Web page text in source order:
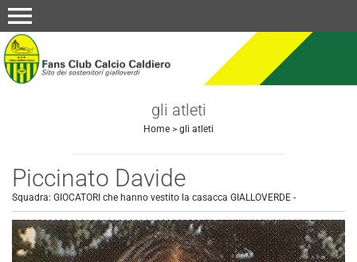
menu
gli atleti
Home > gli atleti
Piccinato Davide
Squadra: GIOCATORI che hanno vestito la casacca GIALLOVERDE -